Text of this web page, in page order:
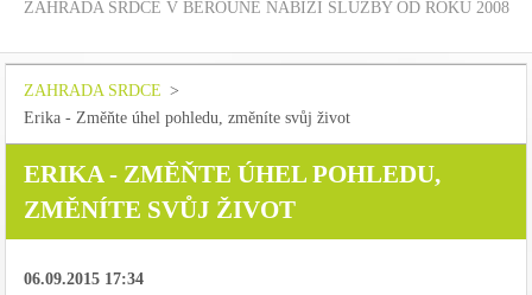
ZAHRADA SRDCE V BEROUNĚ NABÍZÍ SLUŽBY OD ROKU 2008
ZAHRADA SRDCE >
Erika - Změňte úhel pohledu, změníte svůj život
ERIKA - ZMĚŇTE ÚHEL POHLEDU,
ZMĚNÍTE SVŮJ ŽIVOT
06.09.2015 17:34